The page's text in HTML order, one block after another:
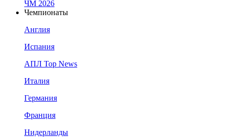
ЧМ 2026
Чемпионаты
Англия
Испания
АПЛ Top News
Италия
Германия
Франция
Нидерланды